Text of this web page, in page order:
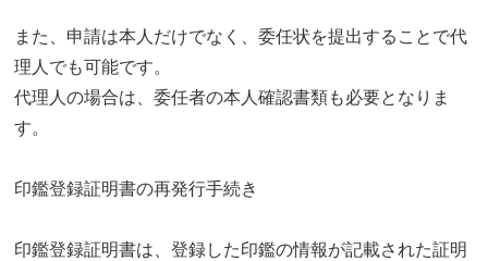
また、申請は本人だけでなく、委任状を提出することで代
理人でも可能です。
代理人の場合は、委任者の本人確認書類も必要となりま
す。
印鑑登録証明書の再発行手続き
印鑑登録証明書は、登録した印鑑の情報が記載された証明